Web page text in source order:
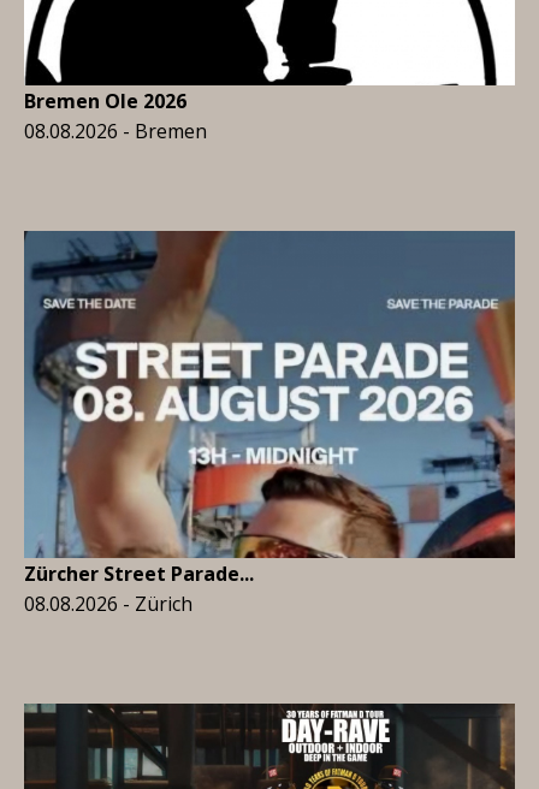
Bremen Ole 2026
08.08.2026 - Bremen
Zürcher Street Parade...
08.08.2026 - Zürich